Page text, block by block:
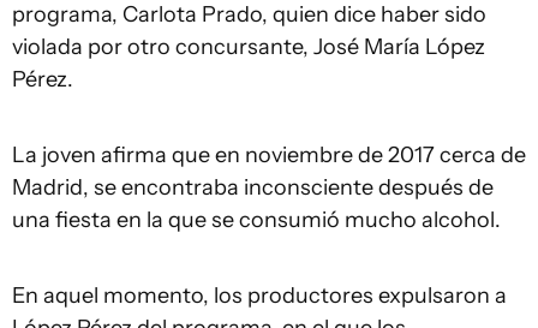
programa, Carlota Prado, quien dice haber sido
violada por otro concursante, José María López
Pérez.
La joven afirma que en noviembre de 2017 cerca de
Madrid, se encontraba inconsciente después de
una fiesta en la que se consumió mucho alcohol.
En aquel momento, los productores expulsaron a